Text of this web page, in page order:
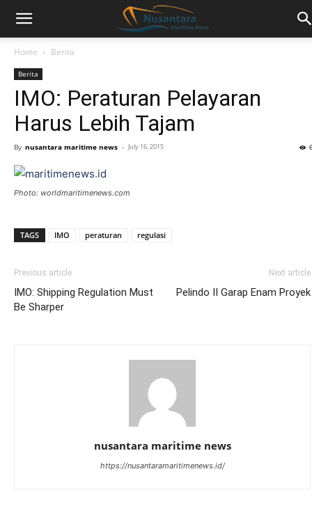
Home Berita
Berita
IMO: Peraturan Pelayaran
Harus Lebih Tajam
By nusantara maritime news - July 16, 2015
Photo: worldmaritimenews.com
TAGS IMO peraturan regulasi
Previous article
IMO: Shipping Regulation Must
Be Sharper
Next article
Pelindo II Garap Enam Proyek
nusantara maritime news
https://nusantaramaritimenews.id/